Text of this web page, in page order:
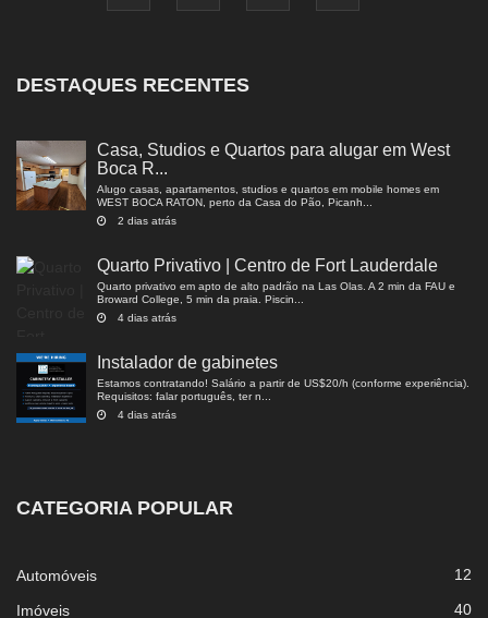
DESTAQUES RECENTES
Casa, Studios e Quartos para alugar em West
Boca R...
Alugo casas, apartamentos, studios e quartos em mobile homes em
WEST BOCA RATON, perto da Casa do Pão, Picanh...
2 dias atrás
Quarto Privativo | Centro de Fort Lauderdale
Quarto privativo em apto de alto padrão na Las Olas. A 2 min da FAU e
Broward College, 5 min da praia. Piscin...
4 dias atrás
Instalador de gabinetes
Estamos contratando! Salário a partir de US$20/h (conforme experiência).
Requisitos: falar português, ter n...
4 dias atrás
CATEGORIA POPULAR
Automóveis 12
Imóveis 40